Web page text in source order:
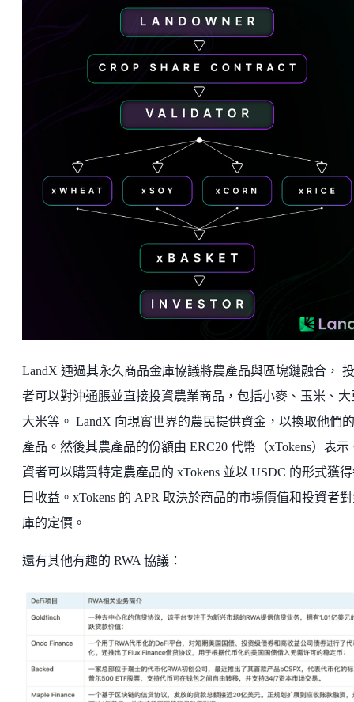
LandX 通過其永久商品金庫協議將農產品與區塊鏈融合，
者可以對沖通脹並直接投資農業商品，包括小麥、玉米、大
大米等。 LandX 向現實世界的農民提供資金，以換取他們
產品。然後其農產品的份額由 ERC20 代幣（xTokens）表示
資者可以購買特定農產品的 xTokens 並以 USDC 的形式獲
日收益。xTokens 的 APR 取決於商品的市場價值和投資者
庫的定價。
還有其他有趣的 RWA 協議：